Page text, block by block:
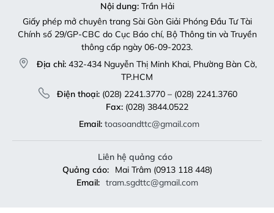
Nội dung:Trần Hải
Giấy phép mở chuyên trang Sài Gòn Giải Phóng Đầu Tư Tài
Chính số 29/GP-CBC do Cục Báo chí, Bộ Thông tin và Truyền
thông cấp ngày 06-09-2023.
Địa chỉ: 432-434 Nguyễn Thị Minh Khai, Phường Bàn Cờ,
TP.HCM
Điện thoại:(028) 2241.3770 – (028) 2241.3760
Fax:(028) 3844.0522
Email: toasoandttc@gmail.com
Liên hệ quảng cáo
Quảng cáo:
Mai Trâm (0913 118 448)
Email: tram.sgdttc@gmail.com